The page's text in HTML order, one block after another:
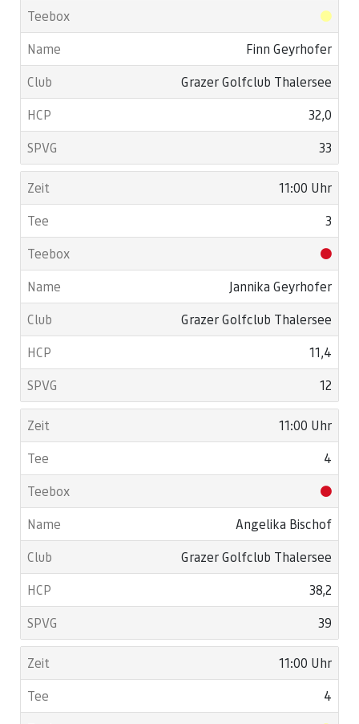
Finn Geyrhofer
Grazer Golfclub Thalersee
32,0
33
11:00 Uhr
3
Jannika Geyrhofer
Grazer Golfclub Thalersee
11,4
12
11:00 Uhr
4
Angelika Bischof
Grazer Golfclub Thalersee
38,2
39
11:00 Uhr
4